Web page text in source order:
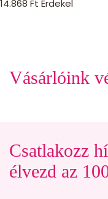
14.868 Ft Érdekel
Vásárlóink
Csatlakozz
élvezd az